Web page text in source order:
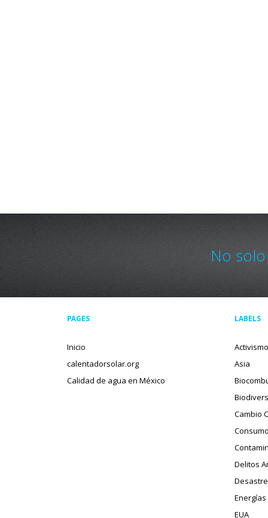
No
PAGES
Inicio
calentadorsolar.org
Calidad de agua en México
LABELS
Asia
Cambio
Delitos
EUA